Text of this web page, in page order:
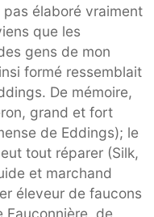
pas élaboré vraiment
que les
gens de mon
formé ressemblait
De mémoire,
grand et fort
de Eddings); le
tout réparer (Silk,
et marchand
éleveur de faucons
Fauconnière, de